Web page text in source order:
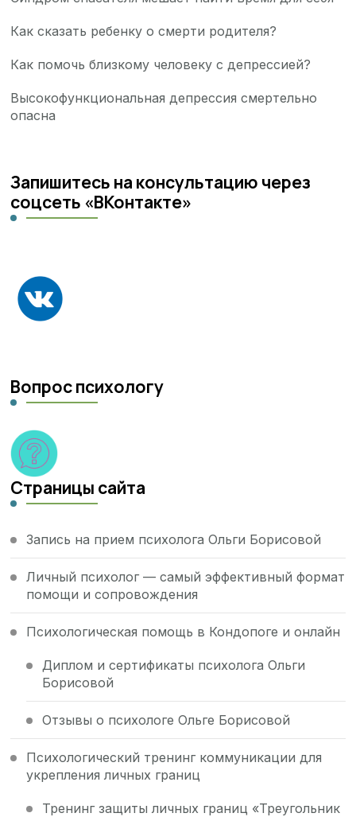
Как сказать ребенку о смерти родителя?
Как помочь близкому человеку с депрессией?
Высокофункциональная депрессия смертельно
опасна
Запишитесь на консультацию через
соцсеть «ВКонтакте»
Вопрос психологу
Страницы сайта
Запись на прием психолога Ольги Борисовой
Личный психолог — самый эффективный формат
помощи и сопровождения
Психологическая помощь в Кондопоге и онлайн
Диплом и сертификаты психолога Ольги
Борисовой
Отзывы о психологе Ольге Борисовой
Психологический тренинг коммуникации для
укрепления личных границ
Тренинг защиты личных границ «Треугольник